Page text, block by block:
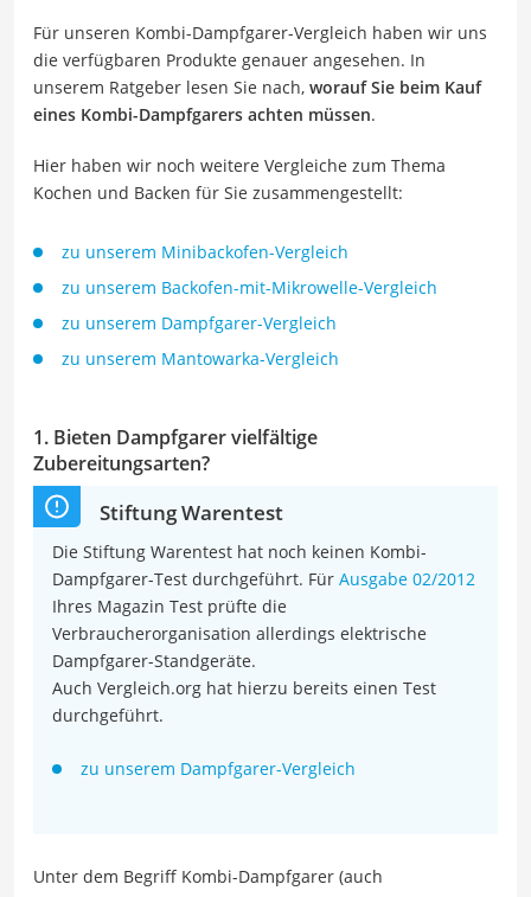
Für unseren Kombi-Dampfgarer-Vergleich haben wir uns
die verfügbaren Produkte genauer angesehen. In
unserem Ratgeber lesen Sie nach, worauf Sie beim Kauf
eines Kombi-Dampfgarers achten müssen.
Hier haben wir noch weitere Vergleiche zum Thema
Kochen und Backen für Sie zusammengestellt:
zu unserem Minibackofen-Vergleich
zu unserem Backofen-mit-Mikrowelle-Vergleich
zu unserem Dampfgarer-Vergleich
zu unserem Mantowarka-Vergleich
1. Bieten Dampfgarer vielfältige
Zubereitungsarten?
Stiftung Warentest
Die Stiftung Warentest hat noch keinen Kombi-
Dampfgarer-Test durchgeführt. Für Ausgabe 02/2012
Ihres Magazin Test prüfte die
Verbraucherorganisation allerdings elektrische
Dampfgarer-Standgeräte.
Auch Vergleich.org hat hierzu bereits einen Test
durchgeführt.
zu unserem Dampfgarer-Vergleich
Unter dem Begriff Kombi-Dampfgarer (auch